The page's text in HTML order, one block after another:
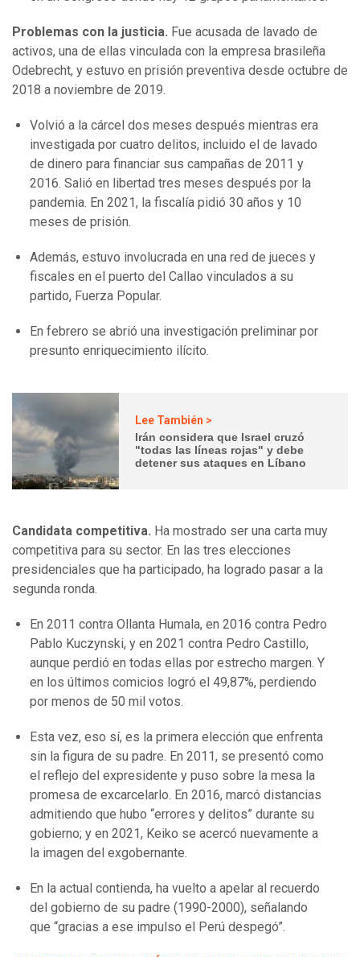
Problemas con la justicia. Fue acusada de lavado de
activos, una de ellas vinculada con la empresa brasileña
Odebrecht, y estuvo en prisión preventiva desde octubre de
2018 a noviembre de 2019.
Volvió a la cárcel dos meses después mientras era
investigada por cuatro delitos, incluido el de lavado
de dinero para financiar sus campañas de 2011 y
2016. Salió en libertad tres meses después por la
pandemia. En 2021, la fiscalía pidió 30 años y 10
meses de prisión.
Además, estuvo involucrada en una red de jueces y
fiscales en el puerto del Callao vinculados a su
partido, Fuerza Popular.
En febrero se abrió una investigación preliminar por
presunto enriquecimiento ilícito.
Lee También >
Irán considera que Israel cruzó
"todas las líneas rojas" y debe
detener sus ataques en Líbano
Candidata competitiva. Ha mostrado ser una carta muy
competitiva para su sector. En las tres elecciones
presidenciales que ha participado, ha logrado pasar a la
segunda ronda.
En 2011 contra Ollanta Humala, en 2016 contra Pedro
Pablo Kuczynski, y en 2021 contra Pedro Castillo,
aunque perdió en todas ellas por estrecho margen. Y
en los últimos comicios logró el 49,87%, perdiendo
por menos de 50 mil votos.
Esta vez, eso sí, es la primera elección que enfrenta
sin la figura de su padre. En 2011, se presentó como
el reflejo del expresidente y puso sobre la mesa la
promesa de excarcelarlo. En 2016, marcó distancias
admitiendo que hubo “errores y delitos” durante su
gobierno; y en 2021, Keiko se acercó nuevamente a
la imagen del exgobernante.
En la actual contienda, ha vuelto a apelar al recuerdo
del gobierno de su padre (1990-2000), señalando
que “gracias a ese impulso el Perú despegó”.